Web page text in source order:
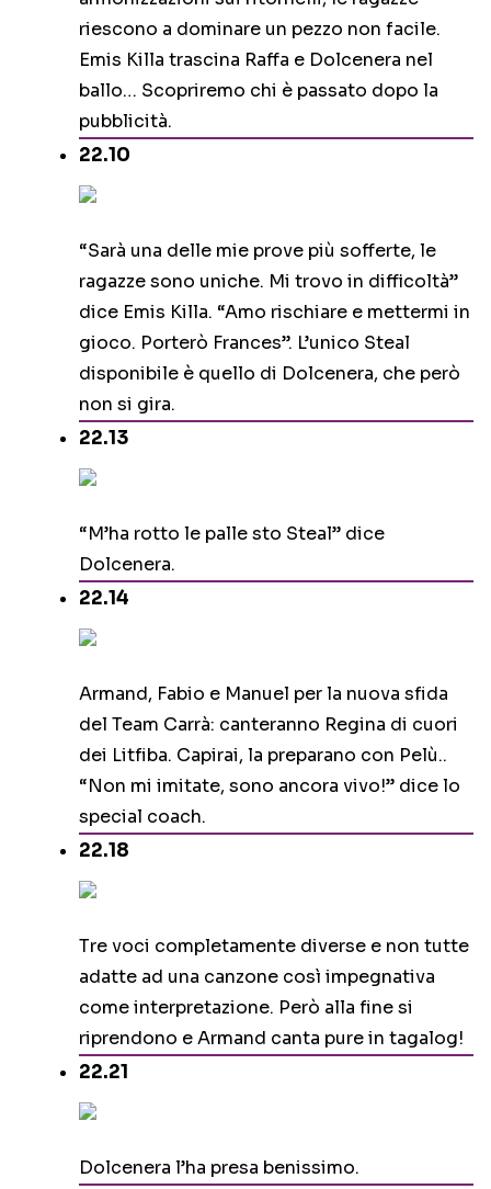
riescono a dominare un pezzo non facile.
Emis Killa trascina Raffa e Dolcenera nel
ballo… Scopriremo chi è passato dopo la
pubblicità.
22.10
“Sarà una delle mie prove più sofferte, le
ragazze sono uniche. Mi trovo in difficoltà”
dice Emis Killa. “Amo rischiare e mettermi in
gioco. Porterò Frances”. L’unico Steal
disponibile è quello di Dolcenera, che però
non si gira.
22.13
“M’ha rotto le palle sto Steal” dice
Dolcenera.
22.14
Armand, Fabio e Manuel per la nuova sfida
del Team Carrà: canteranno Regina di cuori
dei Litfiba. Capirai, la preparano con Pelù..
“Non mi imitate, sono ancora vivo!” dice lo
special coach.
22.18
Tre voci completamente diverse e non tutte
adatte ad una canzone così impegnativa
come interpretazione. Però alla fine si
riprendono e Armand canta pure in tagalog!
22.21
Dolcenera l’ha presa benissimo.